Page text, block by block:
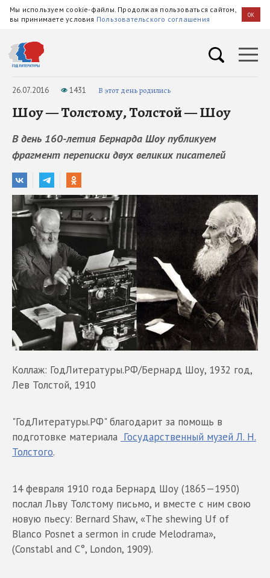
Мы используем cookie-файлы. Продолжая пользоваться сайтом,
вы принимаете условия Пользовательского соглашения OK
26.07.2016 1431 В этот день родились
Шоу — Толстому, Толстой — Шоу
В день 160-летия Бернарда Шоу публикуем
фрагмент переписки двух великих писателей
Коллаж: ГодЛитературы.РФ/Бернард Шоу, 1932 год,
Лев Толстой, 1910
"ГодЛитературы.РФ" благодарит за помощь в
подготовке материала Государственный музей Л. Н.
Толстого.
14 февраля 1910 года Бернард Шоу (1865—1950)
послал Льву Толстому письмо, и вместе с ним свою
новую пьесу: Bernard Shaw, «The shewing Uf of
Blanco Posnet a sermon in crude Melodrama»,
(Constabl and C°, London, 1909).